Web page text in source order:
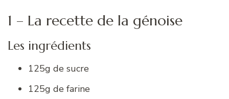
1 – La recette de la génoise
Les ingrédients
125g de sucre
125g de farine